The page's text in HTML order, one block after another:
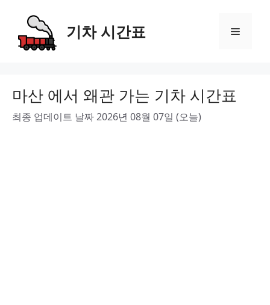
content
기차 시간표 Menu
마산 에서 왜관 가는 기차 시간표
최종 업데이트 날짜 2026년 08월 07일 (오늘)